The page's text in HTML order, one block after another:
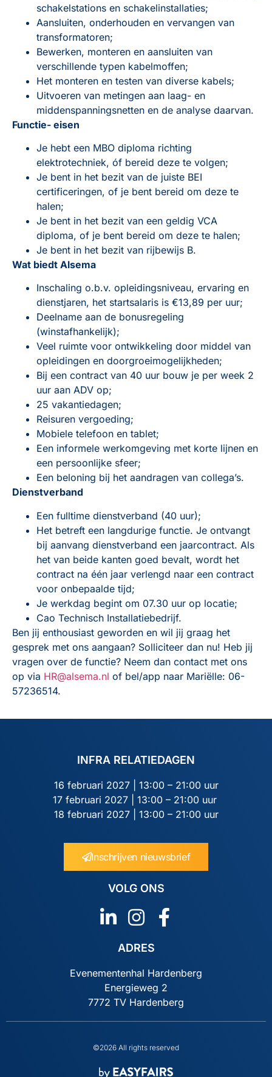
schakelstations en schakelinstallaties;
Aansluiten, onderhouden en vervangen van
transformatoren;
Bewerken, monteren en aansluiten van
verschillende typen kabelmoffen;
Het monteren en testen van diverse kabels;
Uitvoeren van metingen aan laag- en
middenspanningsnetten en de analyse daarvan.
Functie- eisen
Je hebt een MBO diploma richting
elektrotechniek, óf bereid deze te volgen;
Je bent in het bezit van de juiste BEI
certificeringen, of je bent bereid om deze te
halen;
Je bent in het bezit van een geldig VCA
diploma, of je bent bereid om deze te halen;
Je bent in het bezit van rijbewijs B.
Wat biedt Alsema
Inschaling o.b.v. opleidingsniveau, ervaring en
dienstjaren, het startsalaris is €13,89 per uur;
Deelname aan de bonusregeling
(winstafhankelijk);
Veel ruimte voor ontwikkeling door middel van
opleidingen en doorgroeimogelijkheden;
Bij een contract van 40 uur bouw je per week 2
uur aan ADV op;
25 vakantiedagen;
Reisuren vergoeding;
Mobiele telefoon en tablet;
Een informele werkomgeving met korte lijnen en
een persoonlijke sfeer;
Een beloning bij het aandragen van collega’s.
Dienstverband
Een fulltime dienstverband (40 uur);
Het betreft een langdurige functie. Je ontvangt
bij aanvang dienstverband een jaarcontract. Als
het van beide kanten goed bevalt, wordt het
contract na één jaar verlengd naar een contract
voor onbepaalde tijd;
Je werkdag begint om 07.30 uur op locatie;
Cao Technisch Installatiebedrijf.
Ben jij enthousiast geworden en wil jij graag het
gesprek met ons aangaan? Solliciteer dan nu! Heb jij
vragen over de functie? Neem dan contact met ons
op via HR@alsema.nl of bel/app naar Mariëlle: 06-
57236514.
INFRA RELATIEDAGEN
16 februari 2027 | 13:00 – 21:00 uur
17 februari 2027 | 13:00 – 21:00 uur
18 februari 2027 | 13:00 – 21:00 uur
Inschrijven nieuwsbrief
VOLG ONS
ADRES
Evenementenhal Hardenberg
Energieweg 2
7772 TV Hardenberg
©2026 All rights reserved